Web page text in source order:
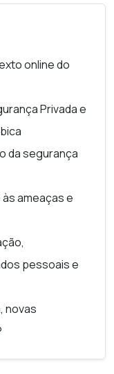
online do
Privada e
da segurança
ameaças e
pessoais e
novas